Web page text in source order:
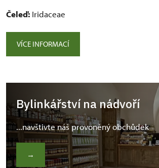
Čeleď: Iridaceae
VÍCE INFORMACÍ
Bylinkářství na nádvoří
...navštivte náš provoněný obchůdek
→